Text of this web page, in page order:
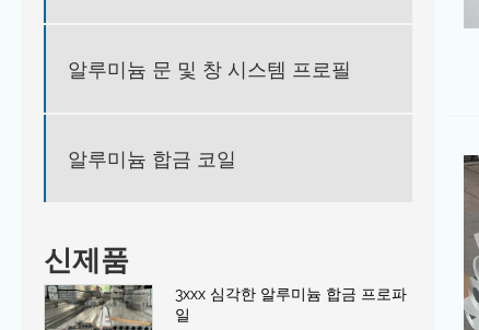
알루미늄 문 및 창 시스템 프로필
알루미늄 합금 코일
신제품
3xxx 심각한 알루미늄 합금 프로파
일